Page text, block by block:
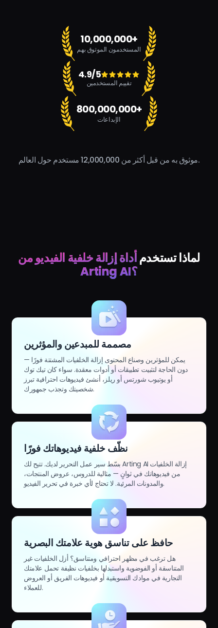
10,000,000+
المستخدمون الموثوق بهم
4.9/5
تقييم المستخدمين
800,000,000+
الإبداعات
موثوق به من قبل أكثر من 12,000,000 مستخدم حول العالم.
لماذا تستخدمأداة إزالة خلفية الفيديو من
Arting AI؟
مصممة للمبدعين والمؤثرين
يمكن للمؤثرين وصناع المحتوى إزالة الخلفيات المشتتة فورًا —
دون الحاجة لتثبيت تطبيقات أو أدوات معقدة. سواء كان تيك توك
أو يوتيوب شورتس أو ريلز، أنشئ فيديوهات احترافية تبرز
شخصيتك وتجذب جمهورك.
نظّف خلفية فيديوهاتك فورًا
بسّط سير عمل التحرير لديك. تتيح لك Arting AI إزالة الخلفيات
من فيديوهاتك في ثوانٍ — مثالية للدروس، عروض المنتجات،
والمدونات المرئية. لا تحتاج لأي خبرة في تحرير الفيديو.
حافظ على تناسق هوية علامتك البصرية
هل ترغب في مظهر احترافي ومتناسق؟ أزل الخلفيات غير
المتناسقة أو الفوضوية واستبدلها بخلفيات نظيفة تحمل علامتك
التجارية في موادك التسويقية أو فيديوهات الفريق أو العروض
للعملاء.